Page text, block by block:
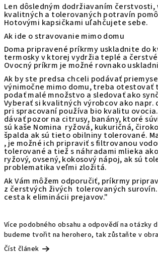
Len dôsledným dodržiavaním čerstvosti,
kvalitných a tolerovaných potravín
Hotovými kapsičkami uľahčujete sebe.
Ak ide o stravovanie mimo domu
Doma pripravené príkrmy uskladnite do
termosky v ktorej vydržia teplé a
Ovocný príkrm je možné rovnako
Ak by ste predsa chceli podávať
výnimočne mimo domu, treba otestovať
podať malé množstvo a sledovať ako
Vyberať si kvalitných výrobcov ako
pri spracovaní používa bio kvalitu
dávať pozor na citrusy, banány, ktoré
sú kaše Nomina ryžová, kukuričná,
špalda ak sú tieto obilniny tolerované.
, je možné ich pripraviť s filtrovanou
tolerované a tiež s náhradami mlieka
ryžový, ovsený, kokosový nápoj, ak sú
problematika veľmi zložitá.
Ak Vám môžem odporučiť, príkrmy
z čerstvých živých tolerovaných
cesta k eliminácii prejavov."
Více podobného obsahu a odpovědí na otázky
budeme tvořit na herohero, tak zůstaňte v
Číst článek